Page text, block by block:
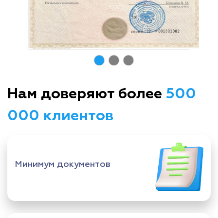
Нам доверяют более 500
000 клиентов
Минимум документов